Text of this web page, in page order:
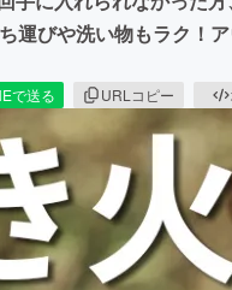
運びや洗い物もラク！
で送る URLコピー